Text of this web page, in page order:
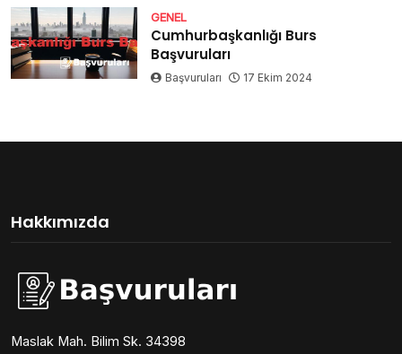
GENEL
Cumhurbaşkanlığı Burs
Başvuruları
Başvuruları 17 Ekim 2024
Hakkımızda
Maslak Mah. Bilim Sk. 34398